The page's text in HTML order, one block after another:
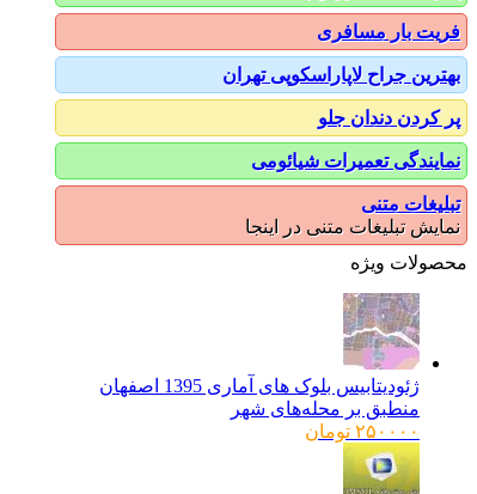
فریت بار مسافری
بهترین جراح لاپاراسکوپی تهران
پر کردن دندان جلو
نمایندگی تعمیرات شیائومی
تبلیغات متنی
نمایش تبلیغات متنی در اینجا
محصولات ویژه
ژئودیتابیس بلوک های آماری 1395 اصفهان
منطبق بر محله‌های شهر
۲۵۰۰۰۰ تومان